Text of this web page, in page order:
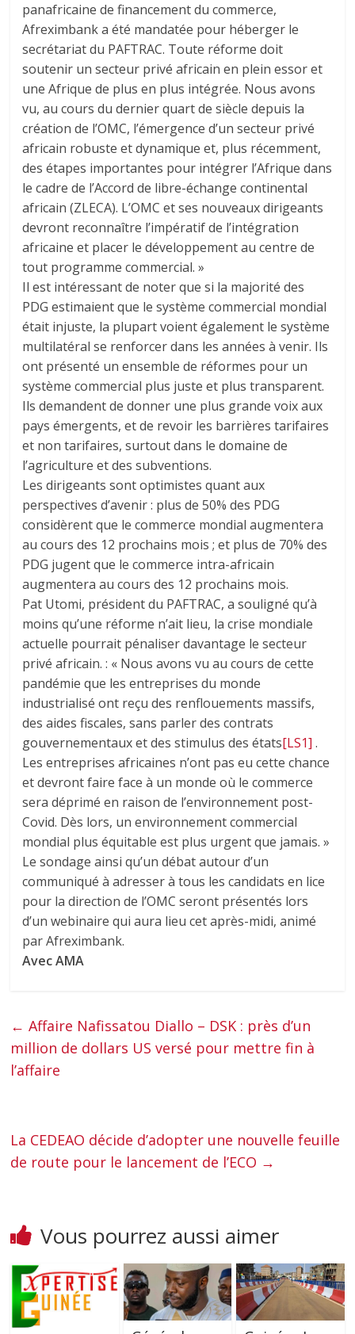
panafricaine de financement du commerce,
Afreximbank a été mandatée pour héberger le
secrétariat du PAFTRAC. Toute réforme doit
soutenir un secteur privé africain en plein essor et
une Afrique de plus en plus intégrée. Nous avons
vu, au cours du dernier quart de siècle depuis la
création de l’OMC, l’émergence d’un secteur privé
africain robuste et dynamique et, plus récemment,
des étapes importantes pour intégrer l’Afrique dans
le cadre de l’Accord de libre-échange continental
africain (ZLECA). L’OMC et ses nouveaux dirigeants
devront reconnaître l’impératif de l’intégration
africaine et placer le développement au centre de
tout programme commercial. »
Il est intéressant de noter que si la majorité des
PDG estimaient que le système commercial mondial
était injuste, la plupart voient également le système
multilatéral se renforcer dans les années à venir. Ils
ont présenté un ensemble de réformes pour un
système commercial plus juste et plus transparent.
Ils demandent de donner une plus grande voix aux
pays émergents, et de revoir les barrières tarifaires
et non tarifaires, surtout dans le domaine de
l’agriculture et des subventions.
Les dirigeants sont optimistes quant aux
perspectives d’avenir : plus de 50% des PDG
considèrent que le commerce mondial augmentera
au cours des 12 prochains mois ; et plus de 70% des
PDG jugent que le commerce intra-africain
augmentera au cours des 12 prochains mois.
Pat Utomi, président du PAFTRAC, a souligné qu’à
moins qu’une réforme n’ait lieu, la crise mondiale
actuelle pourrait pénaliser davantage le secteur
privé africain. : « Nous avons vu au cours de cette
pandémie que les entreprises du monde
industrialisé ont reçu des renflouements massifs,
des aides fiscales, sans parler des contrats
gouvernementaux et des stimulus des états[LS1] .
Les entreprises africaines n’ont pas eu cette chance
et devront faire face à un monde où le commerce
sera déprimé en raison de l’environnement post-
Covid. Dès lors, un environnement commercial
mondial plus équitable est plus urgent que jamais. »
Le sondage ainsi qu’un débat autour d’un
communiqué à adresser à tous les candidats en lice
pour la direction de l’OMC seront présentés lors
d’un webinaire qui aura lieu cet après-midi, animé
par Afreximbank.
Avec AMA
← Affaire Nafissatou Diallo – DSK : près d’un
million de dollars US versé pour mettre fin à
l’affaire
La CEDEAO décide d’adopter une nouvelle feuille
de route pour le lancement de l’ECO →
Vous pourrez aussi aimer